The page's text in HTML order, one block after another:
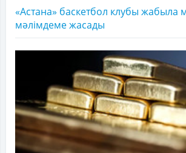
«Астана» баскетбол клубы жабыла
мәлімдеме жасады